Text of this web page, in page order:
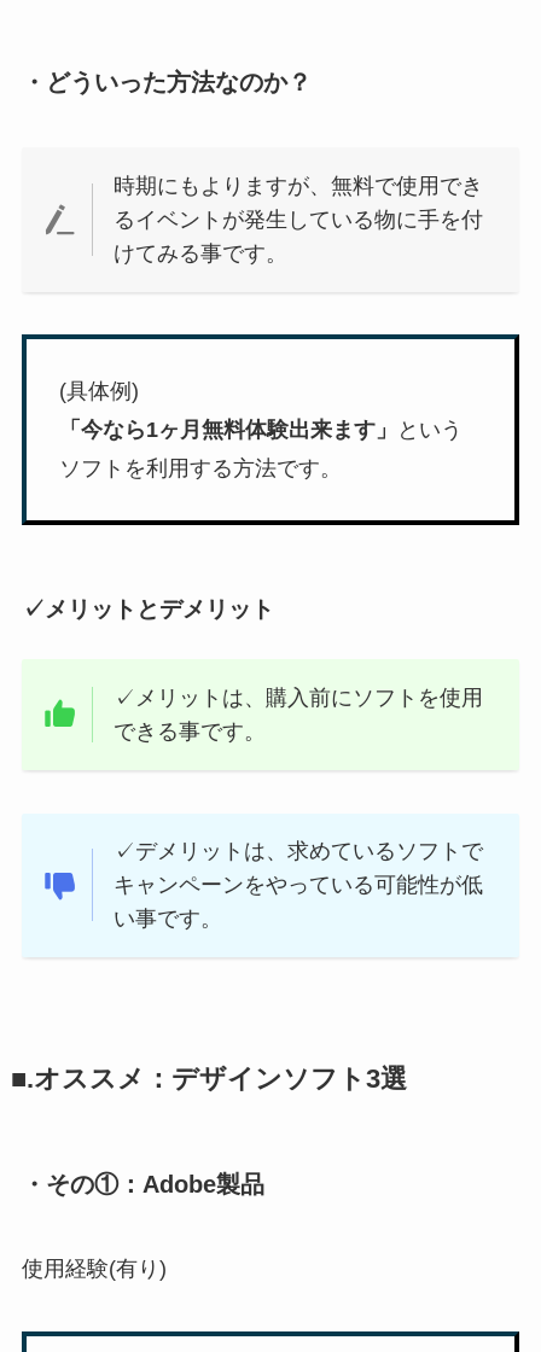
・どういった方法なのか？
時期にもよりますが、無料で使用でき
るイベントが発生している物に手を付
けてみる事です。
(具体例)
「今なら1ヶ月無料体験出来ます」
という
ソフトを利用する方法です。
✓メリットとデメリット
✓メリットは、購入前にソフトを使用
できる事です。
✓デメリットは、求めているソフトで
キャンペーンをやっている可能性が低
い事です。
■.オススメ：デザインソフト3選
・その①：Adobe製品
使用経験(有り)